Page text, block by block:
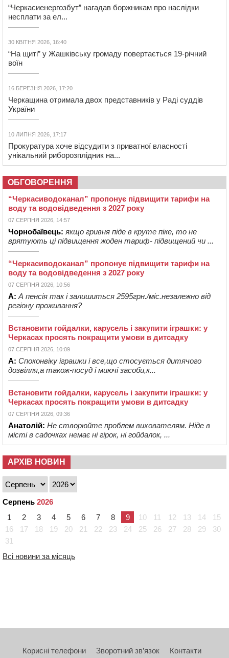
“Черкасиенергозбут” нагадав боржникам про наслідки
несплати за ел...
30 КВІТНЯ 2026, 16:40
“На щиті” у Жашківську громаду повертається 19-річний
воїн
16 БЕРЕЗНЯ 2026, 17:20
Черкащина отримала двох представників у Раді суддів
України
10 ЛИПНЯ 2026, 17:17
Прокуратура хоче відсудити з приватної власності
унікальний риборозплідник на...
ОБГОВОРЕННЯ
“Черкасиводоканал” пропонує підвищити тарифи на
воду та водовідведення з 2027 року
07 СЕРПНЯ 2026, 14:57
Чорнобаївець: якщо гривня піде в круте піке, то не
врятують ці підвищення жоден тариф- підвищений чи ...
“Черкасиводоканал” пропонує підвищити тарифи на
воду та водовідведення з 2027 року
07 СЕРПНЯ 2026, 10:56
А: А пенсія так і залишиться 2595грн./міс.незалежно від
регіону проживання?
Встановити гойдалки, карусель і закупити іграшки: у
Черкасах просять покращити умови в дитсадку
07 СЕРПНЯ 2026, 10:09
А: Споконвіку іграшки і все,що стосується дитячого
дозвілля,а також-посуд і миючі засоби,к...
Встановити гойдалки, карусель і закупити іграшки: у
Черкасах просять покращити умови в дитсадку
07 СЕРПНЯ 2026, 09:36
Анатолій: Не створюйте проблем вихователям. Ніде в
місті в садочках немає ні гірок, ні гойдалок, ...
АРХІВ НОВИН
Серпень 2026
1
2 3 4 5 6 7 8 9 10 11 12 13 14
15
16
17 18 19 20 21 22 23 24 25 26 27 28 29
30
31
Всі новини за місяць
Корисні телефони Зворотний зв’язок Контакти